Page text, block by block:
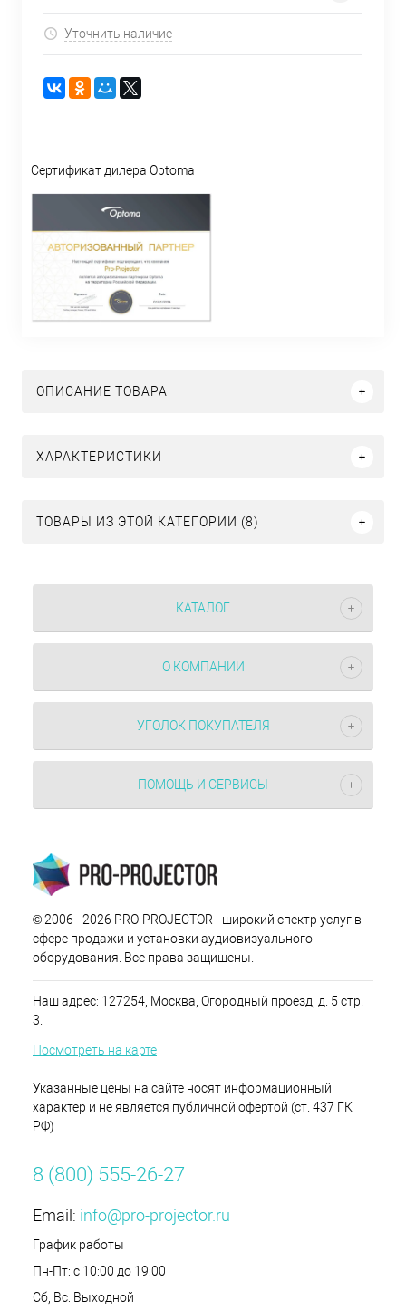
Уточнить наличие
Сертификат дилера Optoma
ОПИСАНИЕ ТОВАРА
ХАРАКТЕРИСТИКИ
ТОВАРЫ ИЗ ЭТОЙ КАТЕГОРИИ (8)
КАТАЛОГ
О КОМПАНИИ
УГОЛОК ПОКУПАТЕЛЯ
ПОМОЩЬ И СЕРВИСЫ
© 2006 - 2026 PRO-PROJECTOR - широкий спектр услуг в
сфере продажи и установки аудиовизуального
оборудования. Все права защищены.
Наш адрес: 127254, Москва, Огородный проезд, д. 5 стр.
3.
Посмотреть на карте
Указанные цены на сайте носят информационный
характер и не является публичной офертой (ст. 437 ГК
РФ)
8 (800) 555-26-27
Email: info@pro-projector.ru
График работы
Пн-Пт: с 10:00 до 19:00
Сб, Вс: Выходной